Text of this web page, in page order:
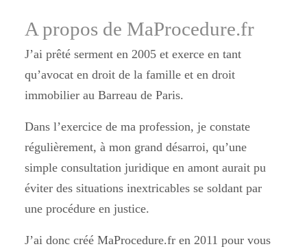
A propos de MaProcedure.fr
J’ai prêté serment en 2005 et exerce en tant
qu’avocat en droit de la famille et en droit
immobilier au Barreau de Paris.
Dans l’exercice de ma profession, je constate
régulièrement, à mon grand désarroi, qu’une
simple consultation juridique en amont aurait pu
éviter des situations inextricables se soldant par
une procédure en justice.
J’ai donc créé MaProcedure.fr en 2011 pour vous